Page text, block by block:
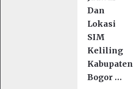
Dan
Lokasi
SIM
Keliling
Kabupaten
Bogor …